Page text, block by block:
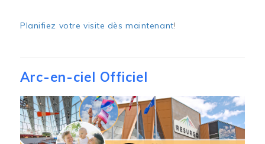
Planifiez votre visite dès maintenant!
Arc-en-ciel Officiel
Image